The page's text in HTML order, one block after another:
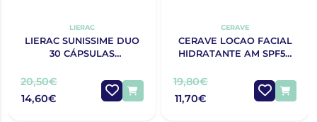
LIERAC
LIERAC SUNISSIME DUO
30 CÁPSULAS
DESCONTO DE 50% NA 2ª
EMBALAGEM
20,50€
14,60€
CERAVE
CERAVE LOCAO FACIAL
HIDRATANTE AM SPF50
19,80€
11,70€